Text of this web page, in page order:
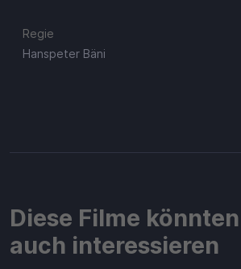
Regie
Hanspeter Bäni
Diese Filme
auch interessieren